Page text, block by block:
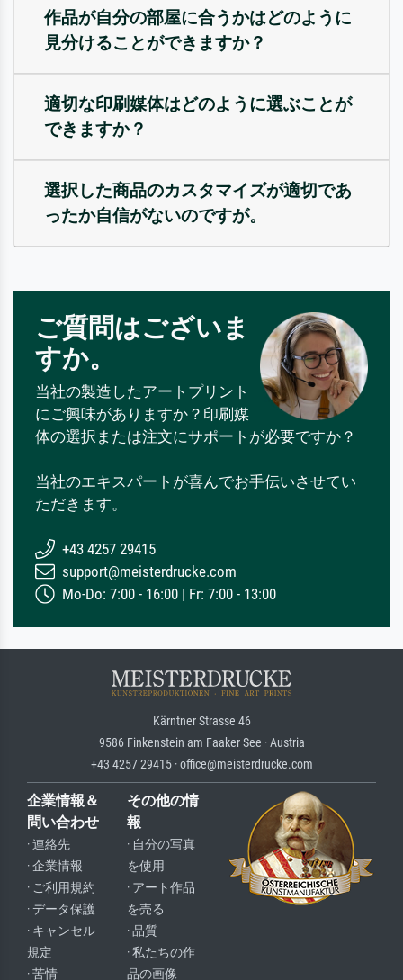
作品が自分の部屋に合うかはどのように
見分けることができますか？
適切な印刷媒体はどのように選ぶことが
できますか？
選択した商品のカスタマイズが適切であ
ったか自信がないのですが。
ご質問はございま
すか。
当社の製造したアートプリント
にご興味がありますか？印刷媒
体の選択または注文にサポートが必要ですか？
当社のエキスパートが喜んでお手伝いさせてい
ただきます。
+43 4257 29415
support@meisterdrucke.com
Mo-Do: 7:00 - 16:00 | Fr: 7:00 - 13:00
Kärntner Strasse 46
9586 Finkenstein am Faaker See · Austria
+43 4257 29415 · office@meisterdrucke.com
企業情報＆
問い合わせ
· 連絡先
· 企業情報
· ご利用規約
· データ保護
· キャンセル
規定
· 苦情
その他の情
報
· 自分の写真
を使用
· アート作品
を売る
· 品質
· 私たちの作
品の画像